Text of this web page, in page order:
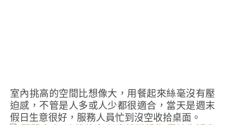
室內挑高的空間比想像大，用餐起來絲毫沒有壓
迫感，不管是人多或人少都很適合，當天是週末
假日生意很好，服務人員忙到沒空收拾桌面。